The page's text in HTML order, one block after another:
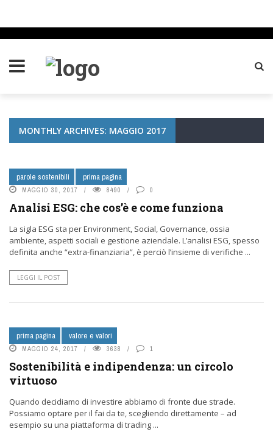
MONTHLY ARCHIVES: MAGGIO 2017
parole sostenibili prima pagina
MAGGIO 30, 2017 8490 0
Analisi ESG: che cos’è e come funziona
La sigla ESG sta per Environment, Social, Governance, ossia
ambiente, aspetti sociali e gestione aziendale. L’analisi ESG, spesso
definita anche “extra-finanziaria”, è perciò l’insieme di verifiche ...
LEGGI IL POST
prima pagina valore e valori
MAGGIO 24, 2017 3638 1
Sostenibilità e indipendenza: un circolo
virtuoso
Quando decidiamo di investire abbiamo di fronte due strade.
Possiamo optare per il fai da te, scegliendo direttamente – ad
esempio su una piattaforma di trading ...